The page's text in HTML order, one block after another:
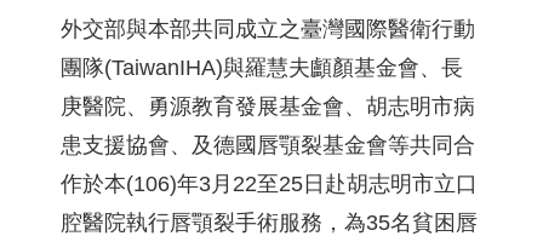
外交部與本部共同成立之臺灣國際醫衛行動
團隊(TaiwanIHA)與羅慧夫顱顏基金會、長
庚醫院、勇源教育發展基金會、胡志明市病
患支援協會、及德國唇顎裂基金會等共同合
作於本(106)年3月22至25日赴胡志明市立口
腔醫院執行唇顎裂手術服務，為35名貧困唇